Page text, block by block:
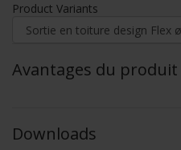
Product Variants
Avantages du produit
Downloads